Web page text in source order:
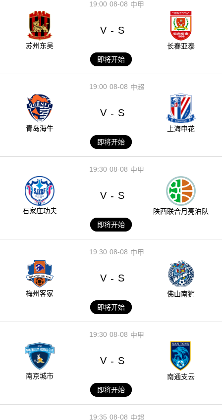
08-08
19:00 中甲
苏州东吴
V - S
长春亚泰
即将开始
08-08
19:00 中超
青岛海牛
V - S
上海申花
即将开始
08-08
19:30 中甲
石家庄功夫
V - S
陕西联合月亮泊队
即将开始
08-08
19:30 中甲
梅州客家
V - S
佛山南狮
即将开始
08-08
19:30 中甲
南京城市
V - S
南通支云
即将开始
08-08
19:35 中超